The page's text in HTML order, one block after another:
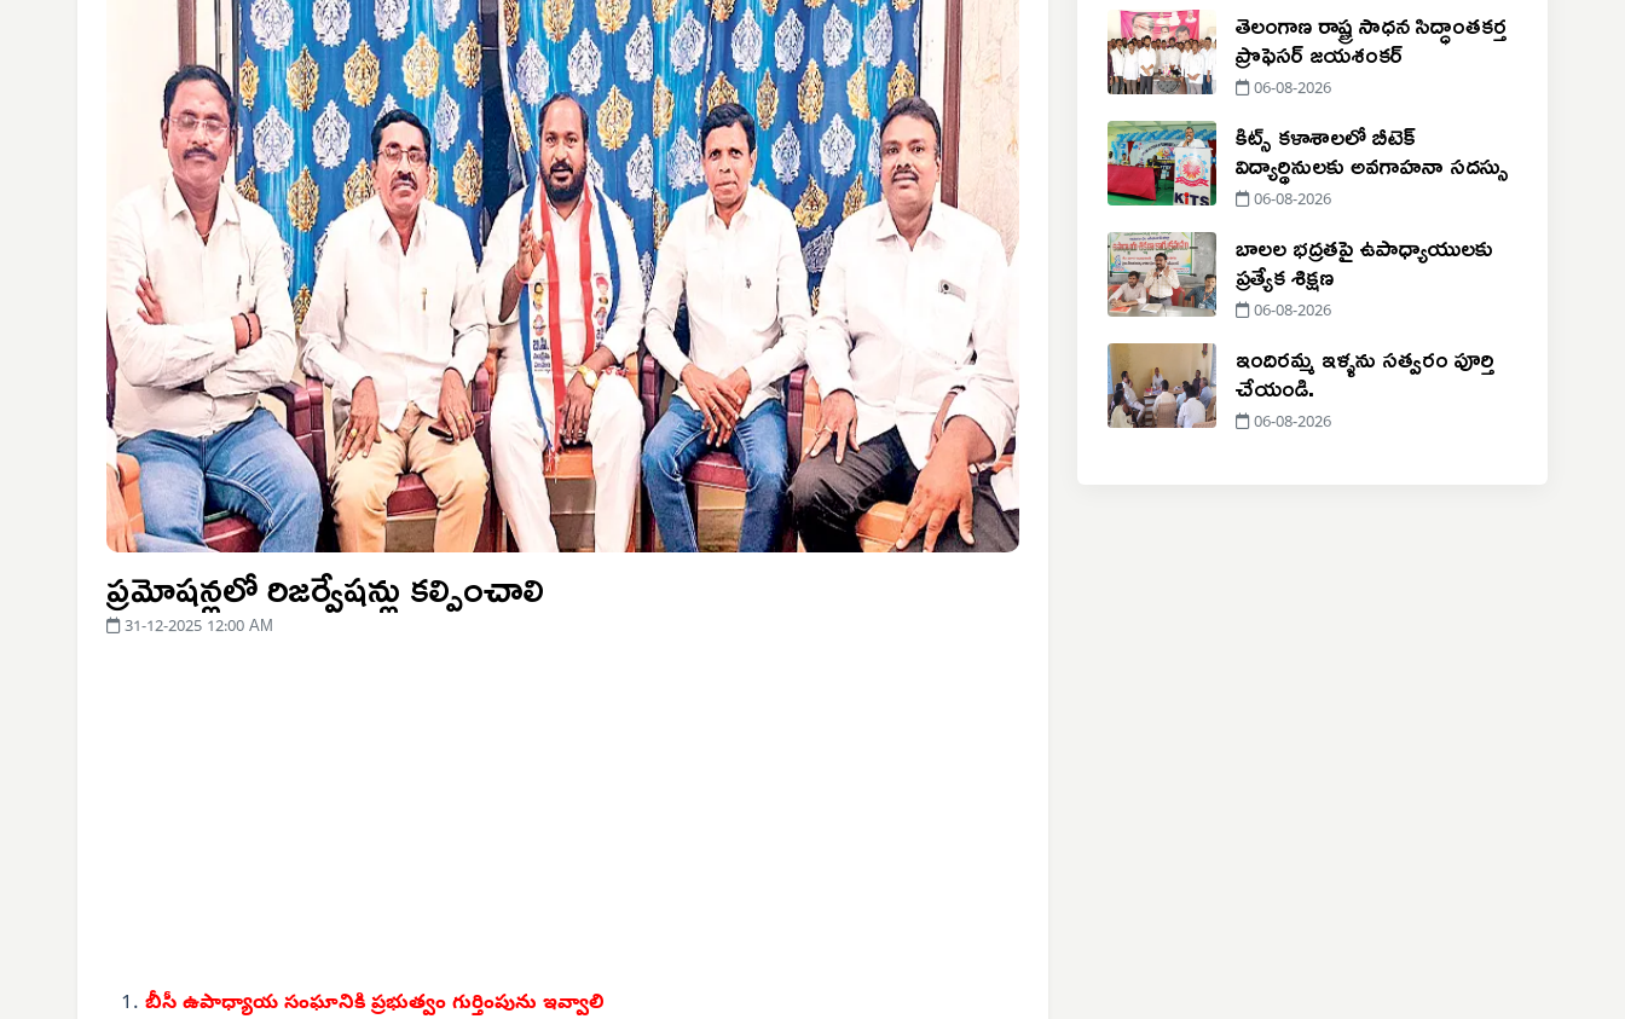
ప్రమోషన్లలో రిజర్వేషన్లు కల్పించాలి
31-12-2025 12:00 AM
బీసీ ఉపాధ్యాయ సంఘానికి ప్రభుత్వం గుర్తింపును ఇవ్వాలి
తెలంగాణ రాష్ట్ర సాధన సిద్ధాంతకర్త
ప్రొఫెసర్ జయశంకర్
06-08-2026
కిట్స్ కళాశాలలో బీటెక్
విద్యార్థినులకు అవగాహనా సదస్సు
06-08-2026
బాలల భద్రతపై ఉపాధ్యాయులకు
ప్రత్యేక శిక్షణ
06-08-2026
ఇందిరమ్మ ఇళ్ళను సత్వరం పూర్తి
చేయండి.
06-08-2026